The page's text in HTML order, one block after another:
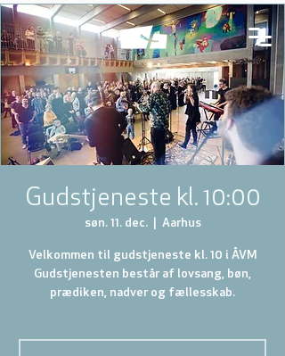
Gudstjeneste kl. 10:00
søn. 11. dec.
  |
Aarhus
Velkommen til gudstjeneste kl. 10 i ÅVM
Gudstjenesten består af lovsang, bøn,
prædiken, nadver og fællesskab.